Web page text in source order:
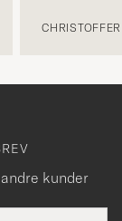
kunder